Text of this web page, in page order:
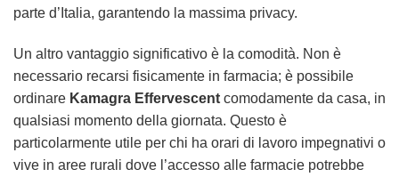
parte d’Italia, garantendo la massima privacy.
Un altro vantaggio significativo è la comodità. Non è
necessario recarsi fisicamente in farmacia; è possibile
ordinare Kamagra Effervescent comodamente da casa, in
qualsiasi momento della giornata. Questo è
particolarmente utile per chi ha orari di lavoro impegnativi o
vive in aree rurali dove l’accesso alle farmacie potrebbe